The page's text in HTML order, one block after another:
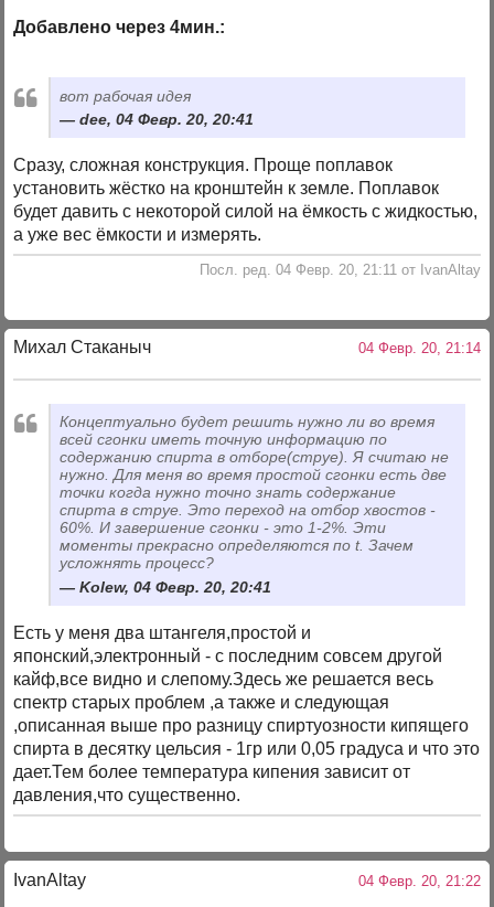
Добавлено через 4мин.:
вот рабочая идея
dee, 04 Февр. 20, 20:41
Сразу, сложная конструкция. Проще поплавок
установить жёстко на кронштейн к земле. Поплавок
будет давить с некоторой силой на ёмкость с жидкостью,
а уже вес ёмкости и измерять.
Посл. ред. 04 Февр. 20, 21:11 от IvanAltay
Михал Стаканыч 04 Февр. 20, 21:14
Концептуально будет решить нужно ли во время
всей сгонки иметь точную информацию по
содержанию спирта в отборе(струе). Я считаю не
нужно. Для меня во время простой сгонки есть две
точки когда нужно точно знать содержание
спирта в струе. Это переход на отбор хвостов -
60%. И завершение сгонки - это 1-2%. Эти
моменты прекрасно определяются по t. Зачем
усложнять процесс?
Kolew, 04 Февр. 20, 20:41
Есть у меня два штангеля,простой и
японский,электронный - с последним совсем другой
кайф,все видно и слепому.Здесь же решается весь
спектр старых проблем ,а также и следующая
,описанная выше про разницу спиртуозности кипящего
спирта в десятку цельсия - 1гр или 0,05 градуса и что это
дает.Тем более температура кипения зависит от
давления,что существенно.
IvanAltay 04 Февр. 20, 21:22